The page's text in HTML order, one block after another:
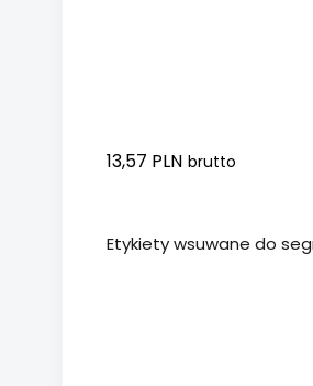
13,57 PLN brutto
Etykiety wsuwane do